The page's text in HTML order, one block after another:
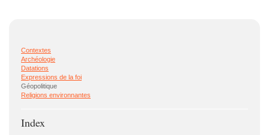
Contextes
Archéologie
Datations
Expressions de la foi
Géopolitique
Religions environnantes
Index